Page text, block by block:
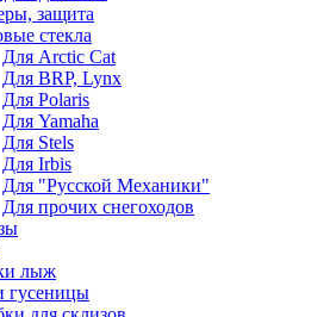
защита
стекла
Для Arctic Cat
Для BRP, Lynx
Для Polaris
Для Yamaha
Для Stels
Для Irbis
Для "Русской Механики"
Для прочих снегоходов
лыж
гусеницы